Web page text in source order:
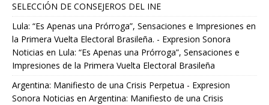
SELECCIÓN DE CONSEJEROS DEL INE
Lula: “Es Apenas una Prórroga”, Sensaciones e Impresiones en
la Primera Vuelta Electoral Brasileña. - Expresion Sonora
Noticias en Lula: “Es Apenas una Prórroga”, Sensaciones e
Impresiones de la Primera Vuelta Electoral Brasileña
Argentina: Manifiesto de una Crisis Perpetua - Expresion
Sonora Noticias en Argentina: Manifiesto de una Crisis